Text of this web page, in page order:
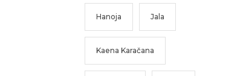
Hanoja Jala
Kaena Karačana